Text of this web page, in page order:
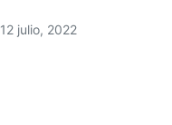
12 julio, 2022